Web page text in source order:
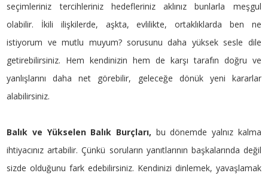
seçimleriniz tercihleriniz hedefleriniz aklınız bunlarla meşgul
olabilir. İkili ilişkilerde, aşkta, evlilikte, ortaklıklarda ben ne
istiyorum ve mutlu muyum? sorusunu daha yüksek sesle dile
getirebilirsiniz. Hem kendinizin hem de karşı tarafın doğru ve
yanlışlarını daha net görebilir, geleceğe dönük yeni kararlar
alabilirsiniz.
Balık ve Yükselen Balık Burçları, bu dönemde yalnız kalma
ihtiyacınız artabilir. Çünkü soruların yanıtlarının başkalarında değil
sizde olduğunu fark edebilirsiniz. Kendinizi dinlemek, yavaşlamak